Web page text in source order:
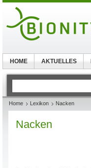
Home Lexikon Nacken
Nacken
HOME AKTUELLES